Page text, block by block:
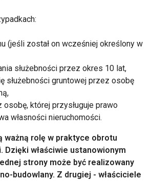
(jeśli został on wcześniej określony w
służebności przez okres 10 lat,
służebności gruntowej przez osobę
osobę, której przysługuje prawo
własności nieruchomości.
ważną rolę w praktyce obrotu
Dzięki właściwie ustanowionym
strony może być realizowany
budowlany. Z drugiej - właściciele